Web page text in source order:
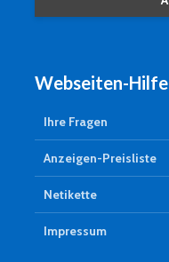
Webseiten-Hilfe
Ihre Fragen
Anzeigen-Preisliste
Netikette
Impressum